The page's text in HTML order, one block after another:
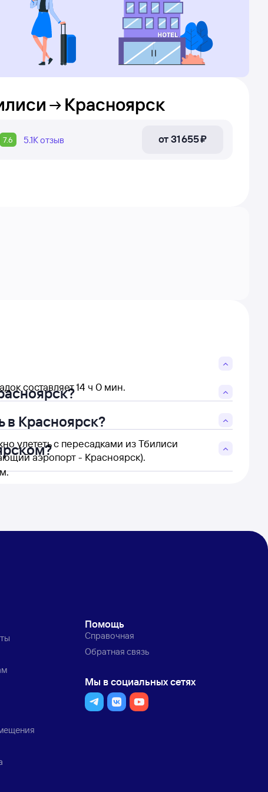
Красноярск
7.6 5.1Котзыв от31 ⁠655 ⁠₽
составляет 14 ч 0 мин.
в Красноярск?
улететь с пересадками из Тбилиси
аэропорт - Красноярск).
Помощь
Справочная
Обратная связь
Мы в социальных сетях